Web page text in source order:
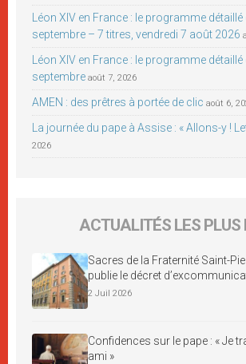
Léon XIV en France : le programme détaillé
septembre – 7 titres, vendredi 7 août 2026
Léon XIV en France : le programme détaillé
septembre août 7, 2026
AMEN : des prêtres à portée de clic août 6,
La journée du pape à Assise : « Allons-y !
2026
ACTUALITÉS LES PLUS
Sacres de la Fraternité Saint-
publie le décret
2 Juil 2026
Confidences sur le pape : « Je
ami »